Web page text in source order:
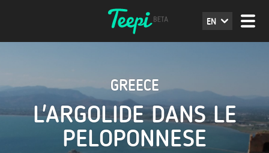
EN
GREECE
L'ARGOLIDE DANS LE
PELOPONNESE